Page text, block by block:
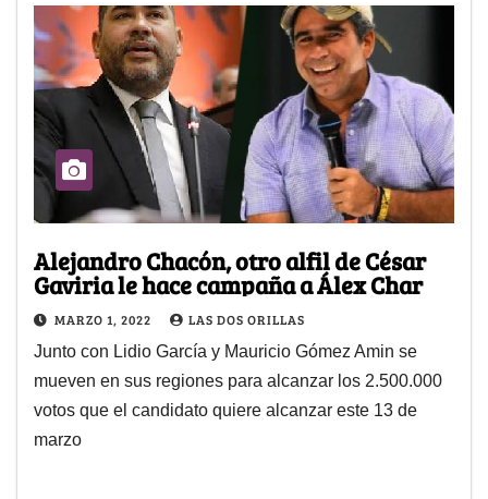
Alejandro Chacón, otro alfil de César
Gaviria le hace campaña a Álex Char
MARZO 1, 2022 LAS DOS ORILLAS
Junto con Lidio García y Mauricio Gómez Amin se
mueven en sus regiones para alcanzar los 2.500.000
votos que el candidato quiere alcanzar este 13 de
marzo